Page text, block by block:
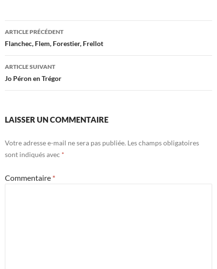
Navigation
des
articles
ARTICLE PRÉCÉDENT
Flanchec, Flem, Forestier, Frellot
ARTICLE SUIVANT
Jo Péron en Trégor
LAISSER UN COMMENTAIRE
Votre adresse e-mail ne sera pas publiée. Les champs obligatoires
sont indiqués avec *
Commentaire *